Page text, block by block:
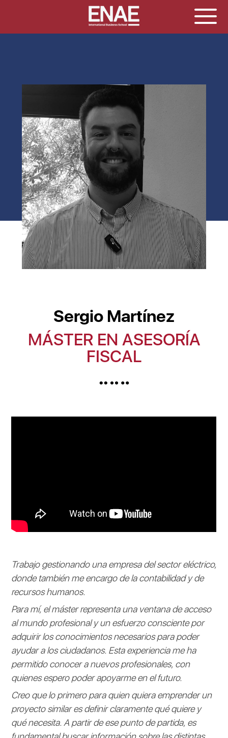
Sergio Martínez
MÁSTER EN ASESORÍA
FISCAL
Trabajo gestionando una empresa del sector eléctrico,
donde también me encargo de la contabilidad y de
recursos humanos.
Para mí, el máster representa una ventana de acceso
al mundo profesional y un esfuerzo consciente por
adquirir los conocimientos necesarios para poder
ayudar a los ciudadanos. Esta experiencia me ha
permitido conocer a nuevos profesionales, con
quienes espero poder apoyarme en el futuro.
Creo que lo primero para quien quiera emprender un
proyecto similar es definir claramente qué quiere y
qué necesita. A partir de ese punto de partida, es